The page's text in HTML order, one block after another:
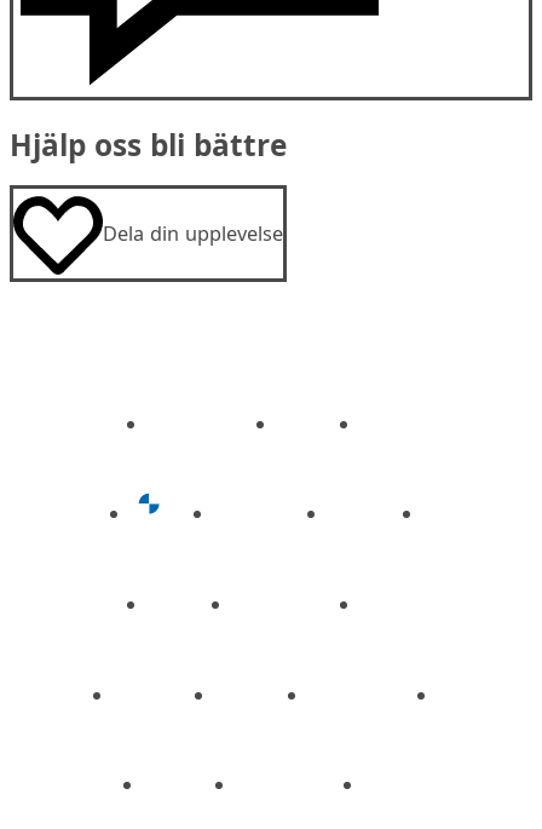
Hjälp oss bli bättre
Dela din upplevelse